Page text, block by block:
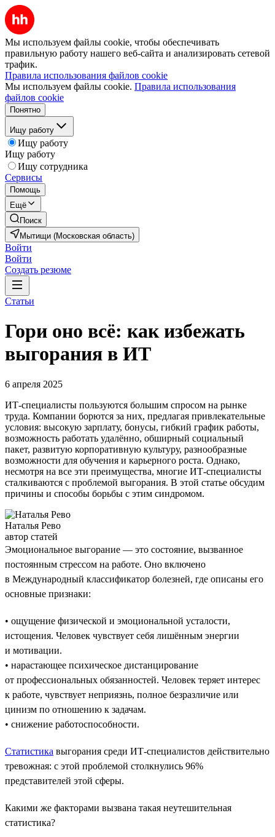
Мы используем файлы cookie, чтобы обеспечивать
правильную работу нашего веб-сайта и анализировать сетевой
трафик.
Правила использования файлов cookie
Мы используем файлы cookie. Правила использования
файлов cookie
Понятно
Ищу работу
Ищу работу
Ищу работу
Ищу сотрудника
Сервисы
Помощь
Ещё
Поиск
Мытищи (Московская область)
Войти
Войти
Создать резюме
Статьи
Гори оно всё: как избежать
выгорания в ИТ
6 апреля 2025
ИТ-специалисты пользуются большим спросом на рынке
труда. Компании борются за них, предлагая привлекательные
условия: высокую зарплату, бонусы, гибкий график работы,
возможность работать удалённо, обширный социальный
пакет, развитую корпоративную культуру, разнообразные
возможности для обучения и карьерного роста. Однако,
несмотря на все эти преимущества, многие ИТ-специалисты
сталкиваются с проблемой выгорания. В этой статье обсудим
причины и способы борьбы с этим синдромом.
Наталья Рево
автор статей
Эмоциональное выгорание — это состояние, вызванное
постоянным стрессом на работе. Оно включено
в Международный классификатор болезней, где описаны его
основные признаки:
• ощущение физической и эмоциональной усталости,
истощения. Человек чувствует себя лишённым энергии
и мотивации.
• нарастающее психическое дистанцирование
от профессиональных обязанностей. Человек теряет интерес
к работе, чувствует неприязнь, полное безразличие или
цинизм по отношению к задачам.
• снижение работоспособности.
Статистика выгорания среди ИТ-специалистов действительно
тревожная: с этой проблемой столкнулись 96%
представителей этой сферы.
Какими же факторами вызвана такая неутешительная
статистика?